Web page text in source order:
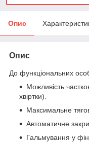
Опис
Опис
До функціональних
Можливість
хвіртки).
Максимальне
Автоматичне
Гальмування у